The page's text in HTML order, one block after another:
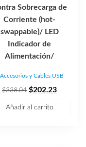
Sobrecarga de
Corriente (hot-
swappable)/ LED
Indicador de
Alimentación/
Accesorios y Cables USB
$338.04 El
$202.23El
Añadir al carrito